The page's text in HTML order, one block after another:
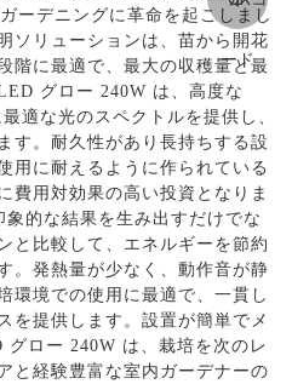
ーデニングに革命を起こしまし
ソリューションは、苗から開花
階に最適で、最大の収穫量と最
グロー 240W は、高度な
適な光のスペクトルを提供し、
す。耐久性があり長持ちする設
用に耐えるように作られている
費用対効果の高い投資となりま
的な結果を生み出すだけでな
と比較して、エネルギーを節約
。発熱量が少なく、動作音が静
環境での使用に最適で、一貫し
を提供します。設置が簡単でメ
ロー 240W は、栽培を次のレ
と経験豊富な室内ガーデナーの